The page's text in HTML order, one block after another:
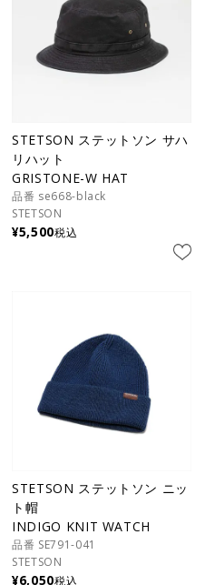
STETSON ステットソン サハ
リハット
GRISTONE-W HAT
品番 se668-black
STETSON
¥5,500税込
STETSON ステットソン ニッ
ト帽
INDIGO KNIT WATCH
品番 SE791-041
STETSON
¥6,050税込